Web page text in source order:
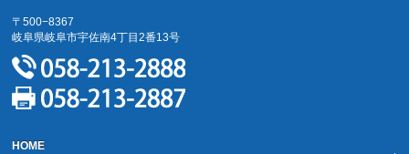
〒500−8367
岐阜県岐阜市宇佐南4丁目2番13号
HOME